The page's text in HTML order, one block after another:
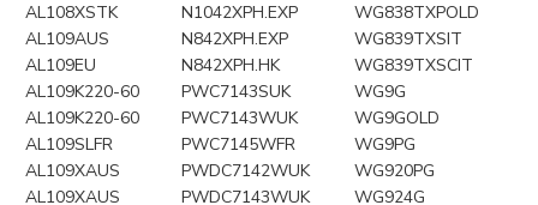
AL108XSTK
N1042XPH.EXP
WG838TXPOLD
AL109AUS
N842XPH.EXP
WG839TXSIT
AL109EU
N842XPH.HK
WG839TXSCIT
AL109K220-60
PWC7143SUK
WG9G
AL109K220-60
PWC7143WUK
WG9GOLD
AL109SLFR
PWC7145WFR
WG9PG
AL109XAUS
PWDC7142WUK
WG920PG
AL109XAUS
PWDC7143WUK
WG924G